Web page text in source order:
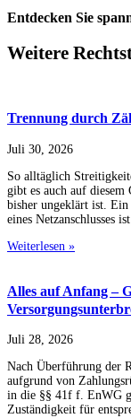
Entdecken Sie
Weitere
Trennung durch
Juli 30, 2026
So alltäglich
gibt es auch auf diesem
bisher ungeklärt ist.
eines Netzanschlusses ist
Weiterlesen »
Alles auf Anfang –
Juli 28, 2026
Nach Überführung der
aufgrund von
in die §§ 41f f. EnWG
Zuständigkeit für